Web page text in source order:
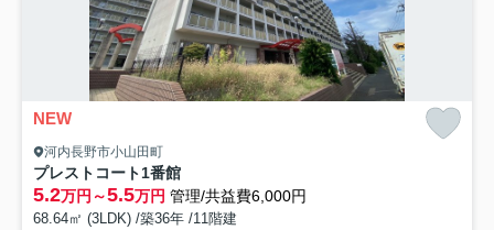
NEW
河内長野市小山田町
プレストコート1番館
5.2万円～5.5万円 管理/共益費6,000円
68.64㎡ (3LDK) /築36年 /11階建